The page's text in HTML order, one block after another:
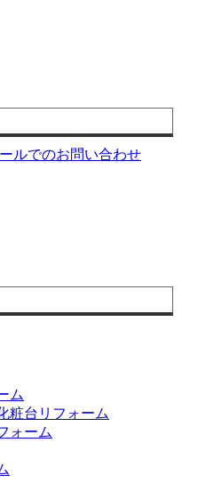
ム
台リフォーム
ォーム